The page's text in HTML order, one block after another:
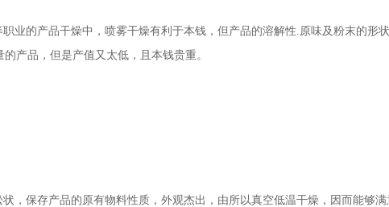
的产品干燥中，喷雾干燥有利于本钱，但产品的溶解性.原味及粉末的形
产品，但是产值又太低，且本钱贵重。
保存产品的原有物料性质，外观杰出，由所以真空低温干燥，因而能够